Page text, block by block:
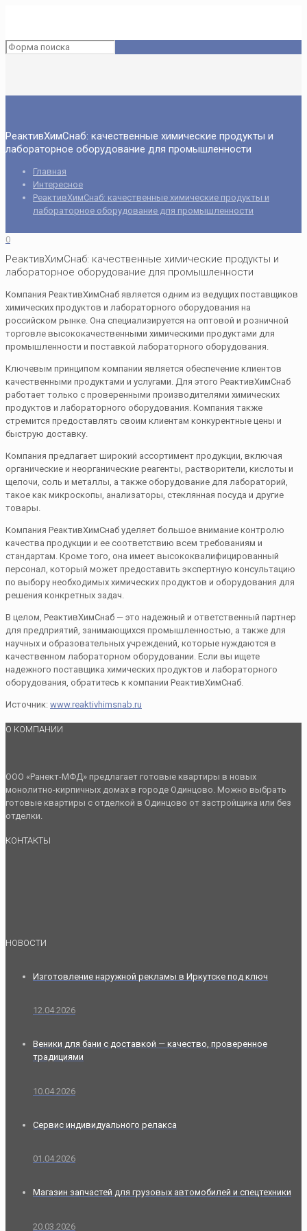
РеактивХимСнаб: качественные химические продукты и
лабораторное оборудование для промышленности
Главная
Интересное
РеактивХимСнаб: качественные химические продукты и
лабораторное оборудование для промышленности
0
РеактивХимСнаб: качественные химические продукты и
лабораторное оборудование для промышленности
Компания РеактивХимСнаб является одним из ведущих поставщиков
химических продуктов и лабораторного оборудования на
российском рынке. Она специализируется на оптовой и розничной
торговле высококачественными химическими продуктами для
промышленности и поставкой лабораторного оборудования.
Ключевым принципом компании является обеспечение клиентов
качественными продуктами и услугами. Для этого РеактивХимСнаб
работает только с проверенными производителями химических
продуктов и лабораторного оборудования. Компания также
стремится предоставлять своим клиентам конкурентные цены и
быструю доставку.
Компания предлагает широкий ассортимент продукции, включая
органические и неорганические реагенты, растворители, кислоты и
щелочи, соль и металлы, а также оборудование для лабораторий,
такое как микроскопы, анализаторы, стеклянная посуда и другие
товары.
Компания РеактивХимСнаб уделяет большое внимание контролю
качества продукции и ее соответствию всем требованиям и
стандартам. Кроме того, она имеет высококвалифицированный
персонал, который может предоставить экспертную консультацию
по выбору необходимых химических продуктов и оборудования для
решения конкретных задач.
В целом, РеактивХимСнаб — это надежный и ответственный партнер
для предприятий, занимающихся промышленностью, а также для
научных и образовательных учреждений, которые нуждаются в
качественном лабораторном оборудовании. Если вы ищете
надежного поставщика химических продуктов и лабораторного
оборудования, обратитесь к компании РеактивХимСнаб.
Источник: www.reaktivhimsnab.ru
О КОМПАНИИ
ООО «Ранект-МФД» предлагает готовые квартиры в новых
монолитно-кирпичных домах в городе Одинцово. Можно выбрать
готовые квартиры с отделкой в Одинцово от застройщика или без
отделки.
КОНТАКТЫ
НОВОСТИ
Изготовление наружной рекламы в Иркутске под ключ
12.04.2026
Веники для бани с доставкой — качество, проверенное
традициями
10.04.2026
Сервис индивидуального релакса
01.04.2026
Магазин запчастей для грузовых автомобилей и спецтехники
20.03.2026